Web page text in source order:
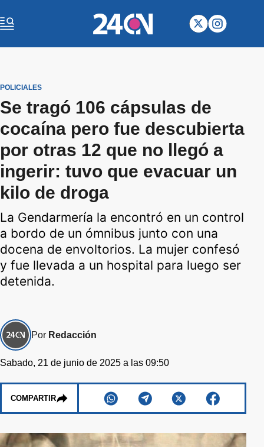
POLICIALES
Se tragó 106 cápsulas de
cocaína pero fue descubierta
por otras 12 que no llegó a
ingerir: tuvo que evacuar un
kilo de droga
La Gendarmería la encontró en un control
a bordo de un ómnibus junto con una
docena de envoltorios. La mujer confesó
y fue llevada a un hospital para luego ser
detenida.
Por Redacción
Sabado, 21 de junio de 2025 a las 09:50
COMPARTIR